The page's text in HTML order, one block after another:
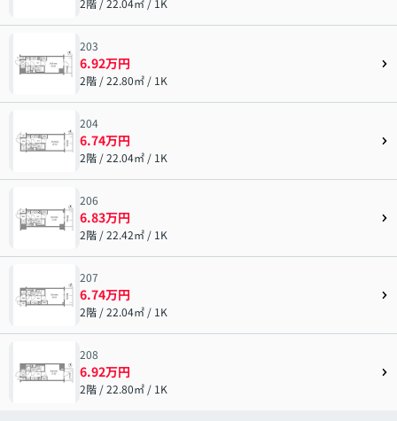
2階 / 22.04㎡ / 1K
203
6.92万円
2階 / 22.80㎡ / 1K
204
6.74万円
2階 / 22.04㎡ / 1K
206
6.83万円
2階 / 22.42㎡ / 1K
207
6.74万円
2階 / 22.04㎡ / 1K
208
6.92万円
2階 / 22.80㎡ / 1K